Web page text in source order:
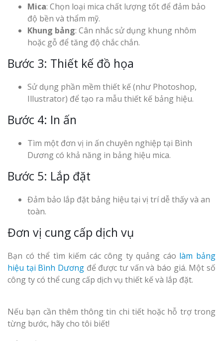
Mica: Chọn loại mica chất lượng tốt để đảm bảo
độ bền và thẩm mỹ.
Khung bảng: Cân nhắc sử dụng khung nhôm
hoặc gỗ để tăng độ chắc chắn.
Bước 3: Thiết kế đồ họa
Sử dụng phần mềm thiết kế (như Photoshop,
Illustrator) để tạo ra mẫu thiết kế bảng hiệu.
Bước 4: In ấn
Tìm một đơn vị in ấn chuyên nghiệp tại Bình
Dương có khả năng in bảng hiệu mica.
Bước 5: Lắp đặt
Đảm bảo lắp đặt bảng hiệu tại vị trí dễ thấy và an
toàn.
Đơn vị cung cấp dịch vụ
Bạn có thể tìm kiếm các công ty quảng cáo làm bảng
hiệu tại Bình Dương để được tư vấn và báo giá. Một số
công ty có thể cung cấp dịch vụ thiết kế và lắp đặt.
Nếu bạn cần thêm thông tin chi tiết hoặc hỗ trợ trong
từng bước, hãy cho tôi biết!